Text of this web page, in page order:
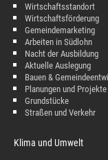
Wirtschaftsstandort
Wirtschaftsförderung
Gemeindemarketing
Arbeiten in Südlohn
Nacht der Ausbildung
Aktuelle Auslegung
Bauen &
Planungen und Projekte
Grundstücke
Straßen und Verkehr
Klima und Umwelt